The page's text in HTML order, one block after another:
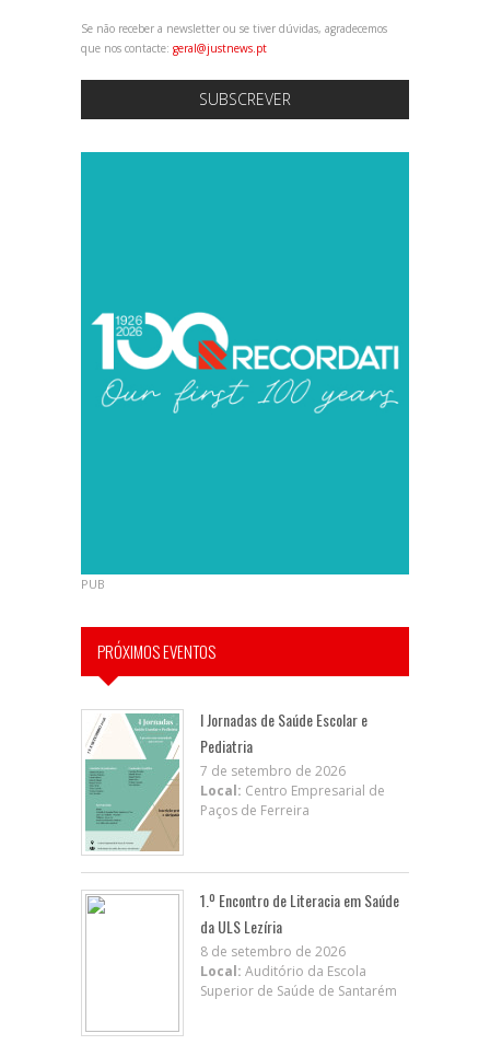
Se não receber a newsletter ou se tiver dúvidas, agradecemos
que nos contacte: geral@justnews.pt
SUBSCREVER
PUB
PRÓXIMOS EVENTOS
I Jornadas de Saúde Escolar e
Pediatria
7 de setembro de 2026
Local: Centro Empresarial de
Paços de Ferreira
1.º Encontro de Literacia em Saúde
da ULS Lezíria
8 de setembro de 2026
Local: Auditório da Escola
Superior de Saúde de Santarém